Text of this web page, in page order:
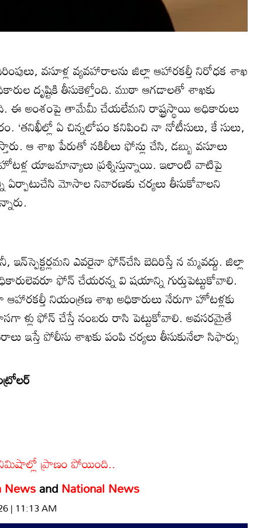
వసూళ్ల వ్యవహారాలను జిల్లా ఆహారకల్తీ నిరోధక శాఖ
దృష్టికి తీసుకెళ్తోంది. ముఠా ఆగడాలతో శాఖకు
ఈ అంశంపై తామేమీ చేయలేమని రాష్ట్రస్థాయి అధికారులు
‘తనిఖీల్లో ఏ చిన్నలోపం కనిపించి నా నోటీసులు, కే సులు,
ఆ శాఖ పేరుతో నకిలీలు ఫోన్లు చేసి, డబ్బు వసూలు
హోటళ్ల యాజమాన్యాలు ప్రశ్నిస్తున్నాయి. ఇలాంటి వాటిపై
ఏర్పాటుచేసి మోసాల నివారణకు చర్యలు తీసుకోవాలని
ఇన్‌స్పెక్టర్లమని ఎవరైనా ఫోన్‌చేసి బెదిరిస్తే న మ్మవద్దు. జిల్లా
ఫోన్‌ చేయరన్న వి షయాన్ని గుర్తుపెట్టుకోవాలి.
నియంత్రణ శాఖ అధికారులు నేరుగా హోటళ్లకు
ళ్లు ఫోన్‌ చేస్తే నంబరు రాసి పెట్టుకోవాలి. అవసరమైతే
ఇస్తే పోలీసు శాఖకు పంపి చర్యలు తీసుకునేలా సిఫార్సు
ప్రాణం పోయింది..
NewsandNational News
| 11:13 AM